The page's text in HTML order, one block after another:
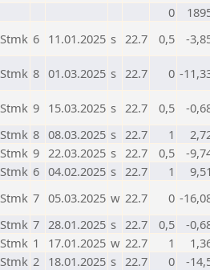
0
Stmk 6 11.01.2025 s 22.7 0,5 -
Stmk 8 01.03.2025 s 22.7 0 -
Stmk 9 15.03.2025 s 22.7 0,5 -
Stmk 8 08.03.2025 s 22.7 1
Stmk 9 22.03.2025 s 22.7 0,5 -
Stmk 6 04.02.2025 s 22.7 1 9,51
Stmk 7 05.03.2025 w 22.7 0 -
Stmk 7 28.01.2025 s 22.7 0,5 -
Stmk 1 17.01.2025 w 22.7 1
Stmk 2 18.01.2025 s 22.7 0 -